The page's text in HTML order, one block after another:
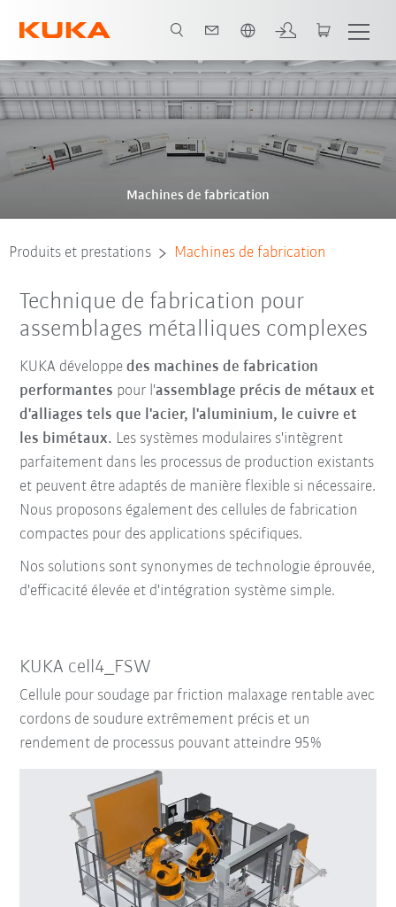
Machines de fabrication
Produits et prestations Machines de fabrication
Technique de fabrication pour
assemblages métalliques complexes
KUKA développedes machines de fabrication
performantes pour l'assemblage précis de métaux et
d'alliages tels que l'acier, l'aluminium, le cuivre et
les bimétaux. Les systèmes modulaires s'intègrent
parfaitement dans les processus de production existants
et peuvent être adaptés de manière flexible si nécessaire.
Nous proposons également des cellules de fabrication
compactes pour des applications spécifiques.
Nos solutions sont synonymes de technologie éprouvée,
d'efficacité élevée et d'intégration système simple.
KUKA cell4_FSW
Cellule pour soudage par friction malaxage rentable avec
cordons de soudure extrêmement précis et un
rendement de processus pouvant atteindre 95%